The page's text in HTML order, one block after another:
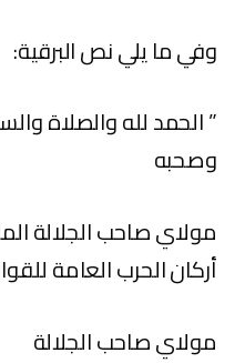
وفي ما يلي نص البرقية:
” الحمد لله والصلاة
وصحبه
مولاي صاحب الجلالة
أركان الحرب العامة
مولاي صاحب الجلالة